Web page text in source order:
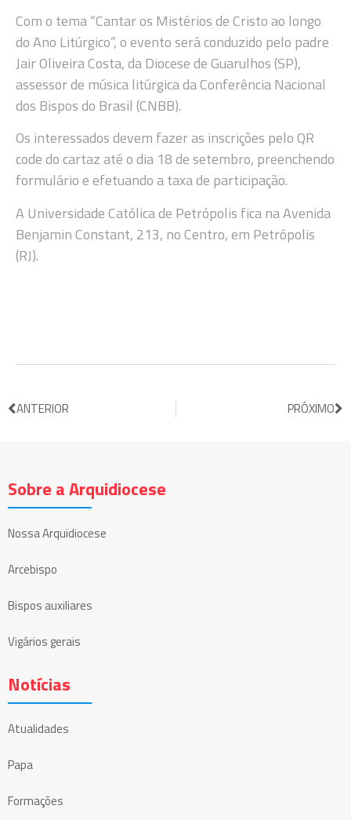
Com o tema “Cantar os Mistérios de Cristo ao longo
do Ano Litúrgico”, o evento será conduzido pelo padre
Jair Oliveira Costa, da Diocese de Guarulhos (SP),
assessor de música litúrgica da Conferência Nacional
dos Bispos do Brasil (CNBB).
Os interessados devem fazer as inscrições pelo QR
code do cartaz até o dia 18 de setembro, preenchendo
formulário e efetuando a taxa de participação.
A Universidade Católica de Petrópolis fica na Avenida
Benjamin Constant, 213, no Centro, em Petrópolis
(RJ).
ANTERIOR PRÓXIMO
Sobre a Arquidiocese
Nossa Arquidiocese
Arcebispo
Bispos auxiliares
Vigários gerais
Notícias
Atualidades
Papa
Formações